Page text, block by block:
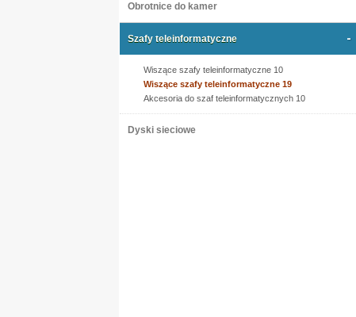
Obrotnice do kamer
Szafy teleinformatyczne
Wiszące szafy teleinformatyczne 10
Wiszące szafy teleinformatyczne 19
Akcesoria do szaf teleinformatycznych 10
Dyski sieciowe